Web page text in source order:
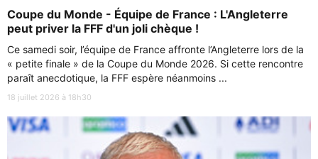
Coupe du Monde - Équipe de France : L'Angleterre
peut priver la FFF d'un joli chèque !
Ce samedi soir, l’équipe de France affronte l’Angleterre lors de la
« petite finale » de la Coupe du Monde 2026. Si cette rencontre
paraît anecdotique, la FFF espère néanmoins ...
18 juillet 2026 à 18h30